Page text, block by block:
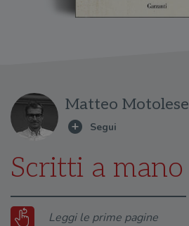
Matteo Motolese
Scritti a mano
Leggi le prime pagine